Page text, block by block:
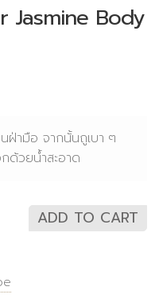
Jasmine Body
ามือ จากนั้นถูเบา ๆ
ด้วยน้ำสะอาด
ADD TO CART